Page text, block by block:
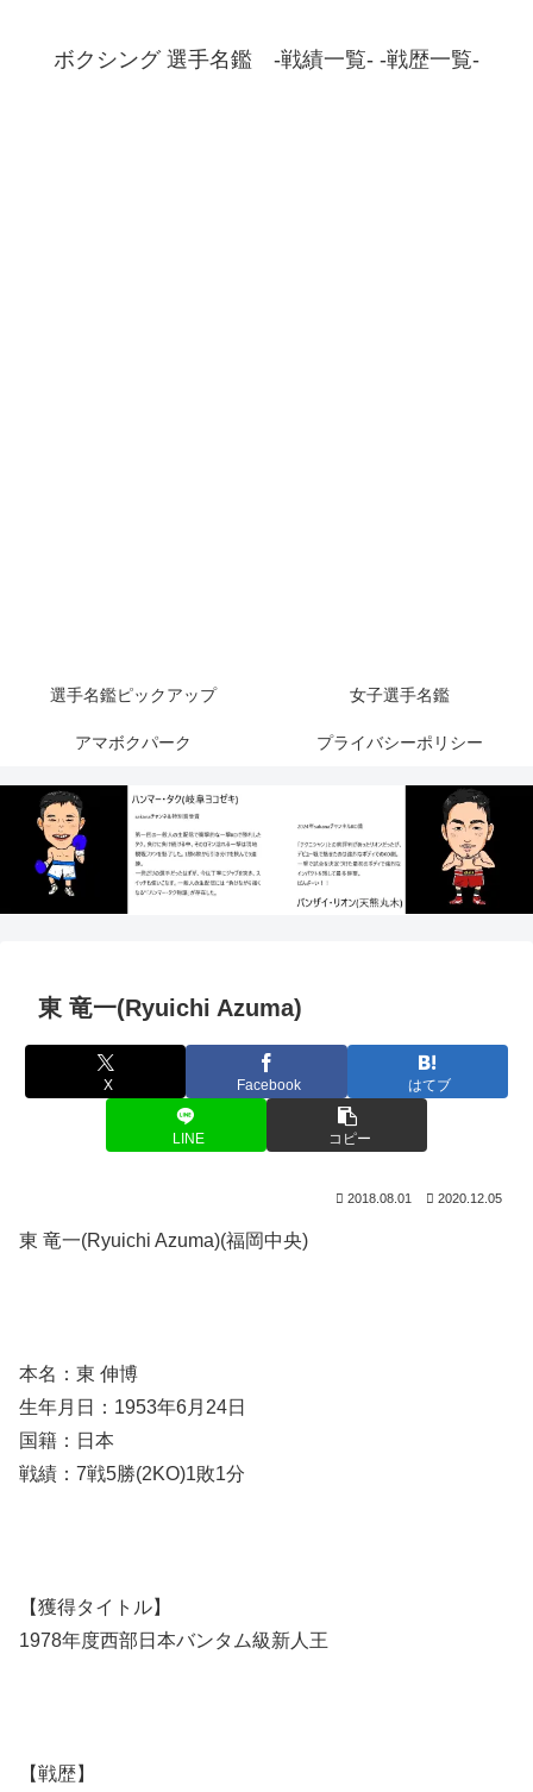
ボクシング 選手名鑑 -戦績一覧- -戦歴一覧-
選手名鑑ピックアップ 女子選手名鑑
アマボクパーク プライバシーポリシー
東 竜一(Ryuichi Azuma)
X Facebook はてブ
LINE コピー
2018.08.01 2020.12.05
東 竜一(Ryuichi Azuma)(福岡中央)
本名：東 伸博
生年月日：1953年6月24日
国籍：日本
戦績：7戦5勝(2KO)1敗1分
【獲得タイトル】
1978年度西部日本バンタム級新人王
【戦歴】